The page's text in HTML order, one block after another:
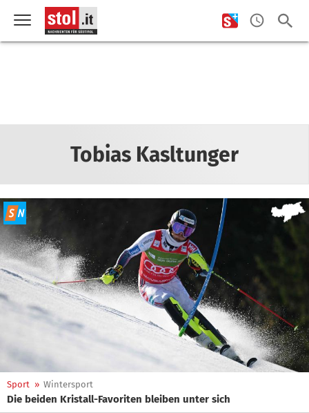
Tobias Kasltunger
Sport » Wintersport
Die beiden Kristall-Favoriten bleiben unter sich